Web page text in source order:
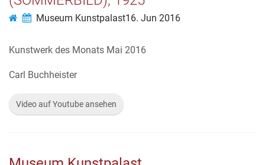
Museum Kunstpalast16. Jun 2016
Kunstwerk des Monats Mai 2016
Carl Buchheister
Video auf Youtube ansehen